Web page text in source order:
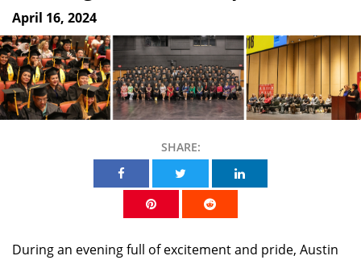
District
April 16, 2024
SHARE:
Share on FacebookShare on Twitter
Share on Pinterest
During an evening full of excitement and pride, Austin